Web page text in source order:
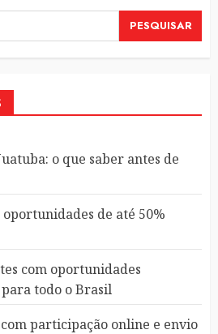
PESQUISAR
o que saber antes de
de até 50%
com oportunidades
todo o Brasil
participação online e envio